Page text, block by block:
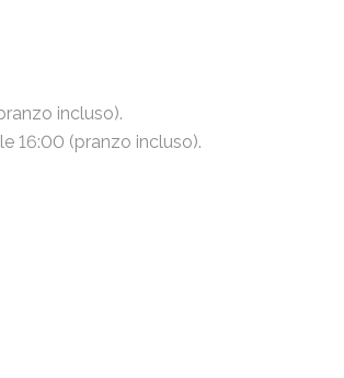
incluso).
16:00 (pranzo incluso).